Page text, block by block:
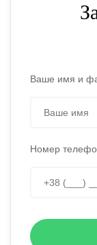
Ваше имя и
Номер